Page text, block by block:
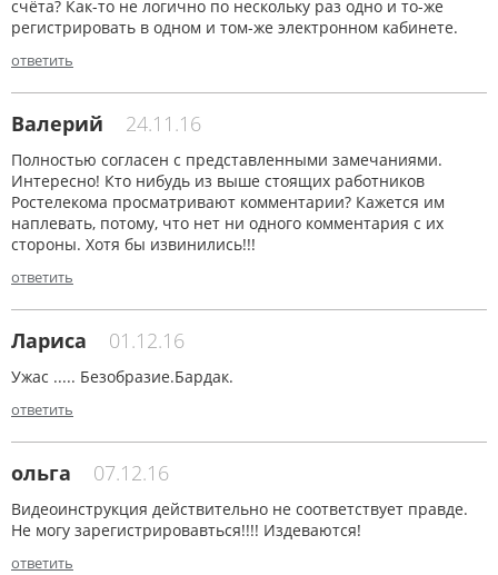
счёта? Как-то не логично по нескольку раз одно и то-же
регистрировать в одном и том-же электронном кабинете.
ответить
Валерий 24.11.16
Полностью согласен с представленными замечаниями.
Интересно! Кто нибудь из выше стоящих работников
Ростелекома просматривают комментарии? Кажется им
наплевать, потому, что нет ни одного комментария с их
стороны. Хотя бы извинились!!!
ответить
Лариса 01.12.16
Ужас ..... Безобразие.Бардак.
ответить
ольга 07.12.16
Видеоинструкция действительно не соответствует правде.
Не могу зарегистрировавться!!!! Издеваются!
ответить